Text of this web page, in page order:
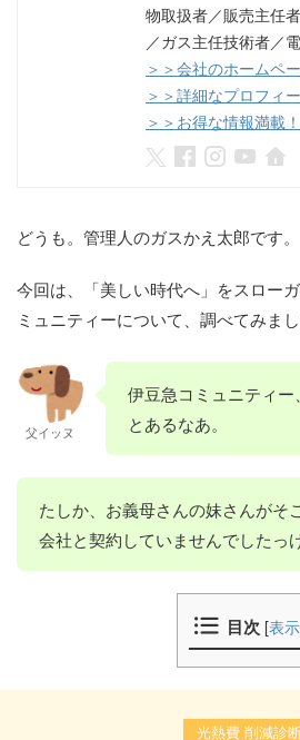
物取扱者／販売主任
／ガス主任技術者／
＞＞会社のホームペ
＞＞詳細なプロフィ
＞＞お得な情報満載
どうも。管理人のガスかえ太郎です。
今回は、「美しい時代へ」をスロー
ミュニティーについて、調べてみまし
父イッヌ
伊豆急コミュニティー
とあるなあ。
たしか、お義母さんの妹さんがそ
会社と契約していませんでしたっ
目次 [表示
光熱費 削減診